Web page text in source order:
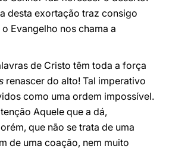
desta exortação traz consigo
Evangelho nos chama a
de Cristo têm toda a força
renascer do alto! Tal imperativo
como uma ordem impossível.
Aquele que a dá,
que não se trata de uma
de uma coação, nem muito